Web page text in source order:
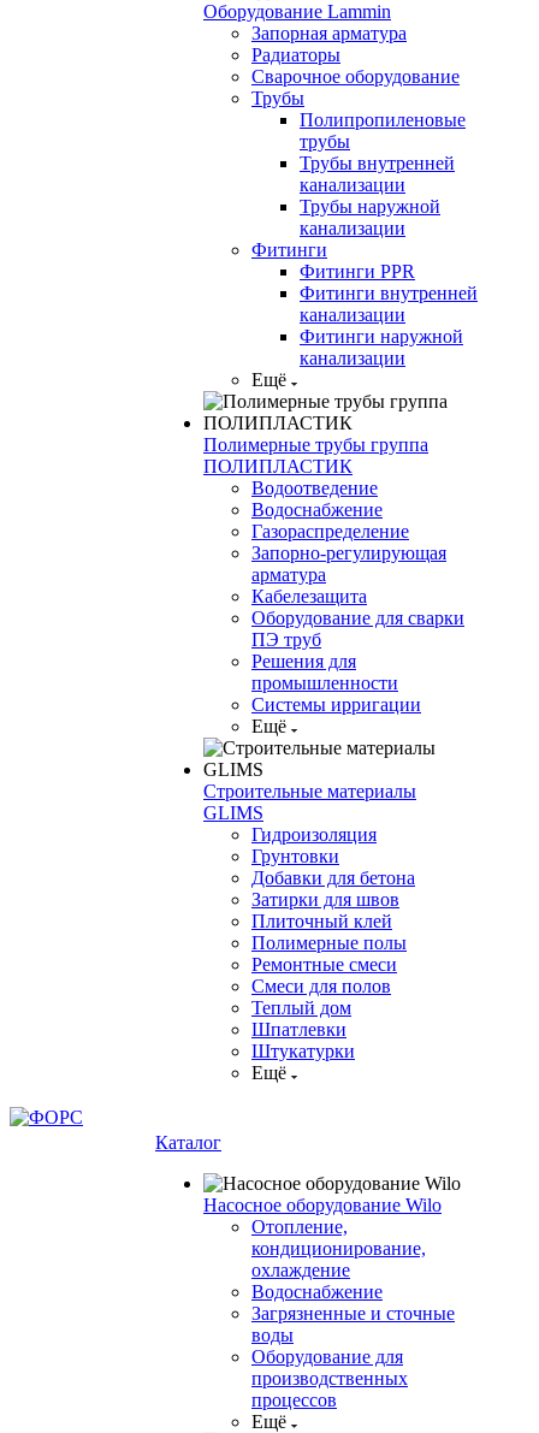
Оборудование Lammin
Запорная арматура
Радиаторы
Сварочное оборудование
Трубы
Полипропиленовые
трубы
Трубы внутренней
канализации
Трубы наружной
канализации
Фитинги
Фитинги PPR
Фитинги внутренней
канализации
Фитинги наружной
канализации
Ещё
Полимерные трубы группа
ПОЛИПЛАСТИК
Водоотведение
Водоснабжение
Газораспределение
Запорно-регулирующая
арматура
Кабелезащита
Оборудование для сварки
ПЭ труб
Решения для
промышленности
Системы ирригации
Ещё
Строительные материалы
GLIMS
Гидроизоляция
Грунтовки
Добавки для бетона
Затирки для швов
Плиточный клей
Полимерные полы
Ремонтные смеси
Смеси для полов
Теплый дом
Шпатлевки
Штукатурки
Ещё
Каталог
Насосное оборудование Wilo
Отопление,
кондиционирование,
охлаждение
Водоснабжение
Загрязненные и сточные
воды
Оборудование для
производственных
процессов
Ещё